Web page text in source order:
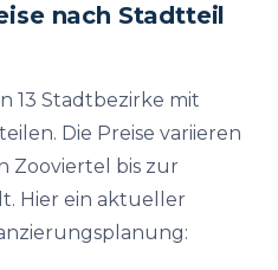
nach Stadtteil
13 Stadtbezirke mit
Die Preise variieren
Zooviertel bis zur
Hier ein aktueller